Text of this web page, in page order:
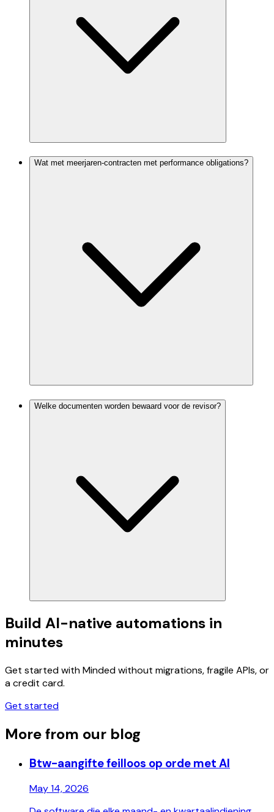
Wat met meerjaren-contracten met performance obligations?
Welke documenten worden bewaard voor de revisor?
Build AI-native automations in
minutes
Get started with Minded without migrations, fragile APIs, or
a credit card.
Get started
More from our blog
Btw-aangifte feilloos op orde met AI
May 14, 2026